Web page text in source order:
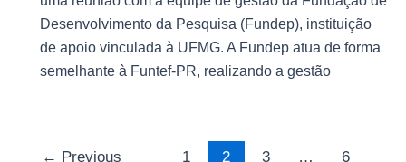
Desenvolvimento da Pesquisa (Fundep), instituição
de apoio vinculada à UFMG. A Fundep atua de forma
semelhante à Funtef-PR, realizando a gestão
← Previous 1 2 3 … 6